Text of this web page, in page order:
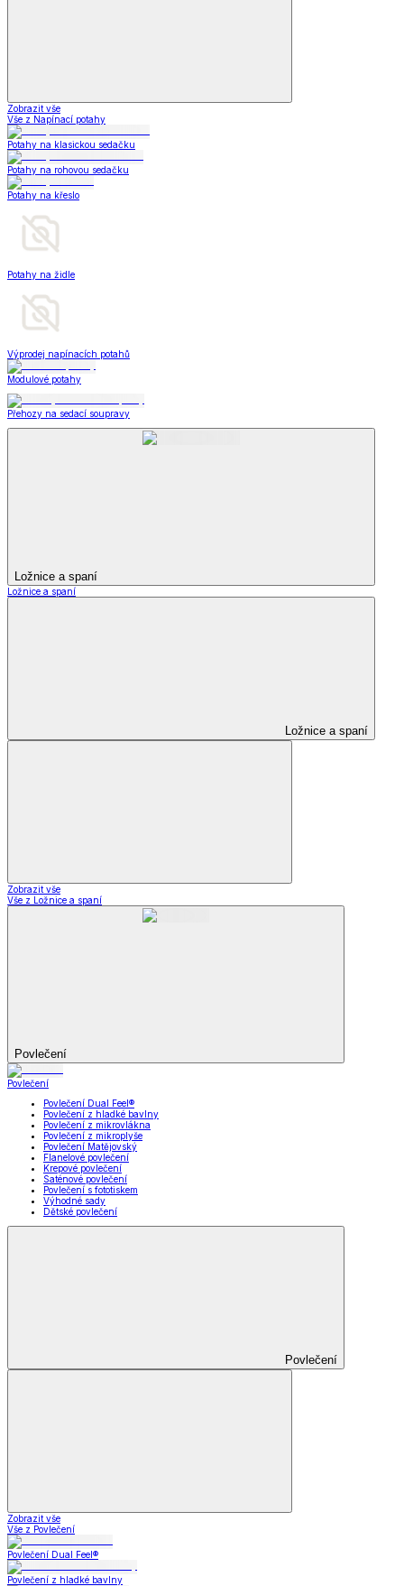
Zobrazit vše
Vše z Napínací potahy
Potahy na klasickou sedačku
Potahy na rohovou sedačku
Potahy na křeslo
Potahy na židle
Výprodej napínacích potahů
Modulové potahy
Přehozy na sedací soupravy
Ložnice a spaní
Ložnice a spaní
Ložnice a spaní
Zobrazit vše
Vše z Ložnice a spaní
Povlečení
Povlečení
Povlečení Dual Feel®
Povlečení z hladké bavlny
Povlečení z mikrovlákna
Povlečení z mikroplyše
Povlečení Matějovský
Flanelové povlečení
Krepové povlečení
Saténové povlečení
Povlečení s fototiskem
Výhodné sady
Dětské povlečení
Povlečení
Zobrazit vše
Vše z Povlečení
Povlečení Dual Feel®
Povlečení z hladké bavlny